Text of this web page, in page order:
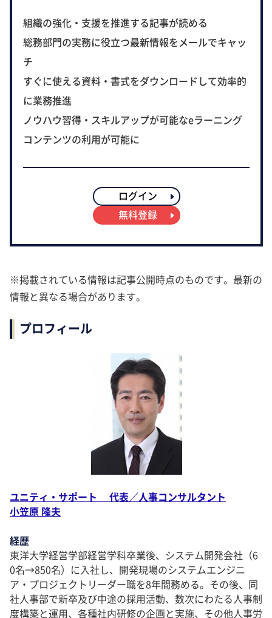
組織の強化・支援を推進する記事が読める
総務部門の実務に役立つ最新情報をメールでキャッ
チ
すぐに使える資料・書式をダウンロードして効率的
に業務推進
ノウハウ習得・スキルアップが可能なeラーニング
コンテンツの利用が可能に
ログイン
無料登録
※掲載されている情報は記事公開時点のものです。最新の
情報と異なる場合があります。
プロフィール
ユニティ・サポート 代表／人事コンサルタント
小笠原 隆夫
経歴
東洋大学経営学部経営学科卒業後、システム開発会社（6
0名→850名）に入社し、開発現場のシステムエンジニ
ア・プロジェクトリーダー職を8年間務める。その後、同
社人事部で新卒及び中途の採用活動、数次にわたる人事制
度構築と運用、各種社内研修の企画と実施、その他人事労